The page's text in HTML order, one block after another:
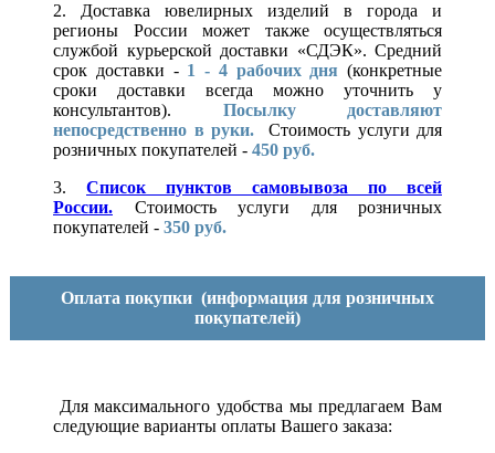
2. Доставка ювелирных изделий в города и
регионы России может также осуществляться
службой курьерской доставки «СДЭК». Средний
срок доставки - 1 - 4 рабочих дня (конкретные
сроки доставки всегда можно уточнить у
консультантов). Посылку доставляют
непосредственно в руки.
Стоимость услуги для
розничных покупателей - 450 руб.
3. Список пунктов самовывоза по всей
России.
Стоимость услуги для розничных
покупателей - 350 руб.
Оплата покупки (информация для розничных
покупателей)
Для максимального удобства мы предлагаем Вам
следующие варианты оплаты Вашего заказа: